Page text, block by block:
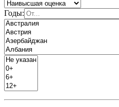
Годы: